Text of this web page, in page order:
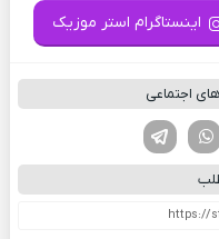
اینستاگرام استر موزیک
اجتماعی
لینکدین